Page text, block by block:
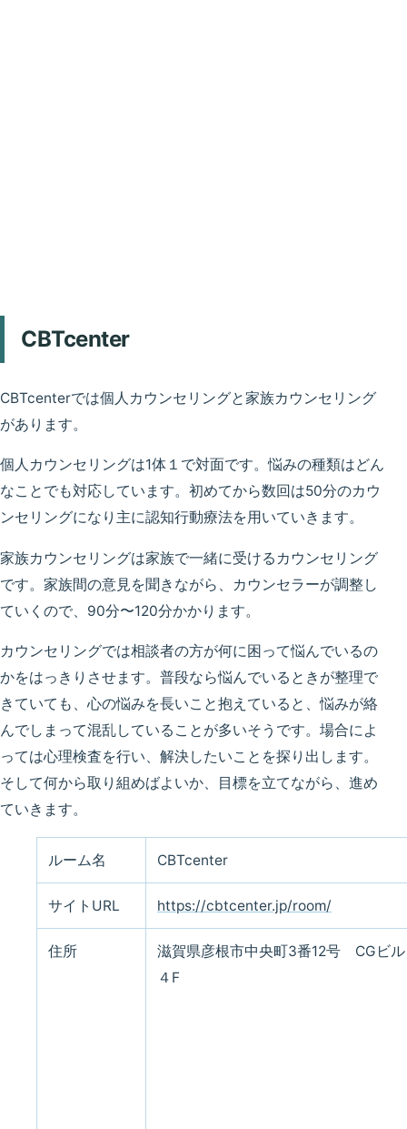
CBTcenter
CBTcenterでは個人カウンセリングと家族カウンセリング
があります。
個人カウンセリングは1体１で対面です。悩みの種類はどん
なことでも対応しています。初めてから数回は50分のカウ
ンセリングになり主に認知行動療法を用いていきます。
家族カウンセリングは家族で一緒に受けるカウンセリング
です。家族間の意見を聞きながら、カウンセラーが調整し
ていくので、90分〜120分かかります。
カウンセリングでは相談者の方が何に困って悩んでいるの
かをはっきりさせます。普段なら悩んでいるときが整理で
きていても、心の悩みを長いこと抱えていると、悩みが絡
んでしまって混乱していることが多いそうです。場合によ
っては心理検査を行い、解決したいことを探り出します。
そして何から取り組めばよいか、目標を立てながら、進め
ていきます。
ルーム名 CBTcenter
サイトURL https://cbtcenter.jp/room/
住所
滋賀県彦根市中央町3番12号 CGビル
４F